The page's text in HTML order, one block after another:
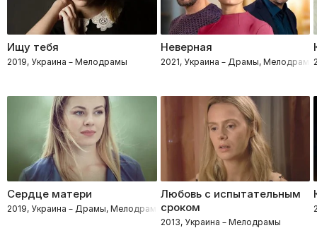
Ищу тебя
2019, Украина – Мелодрамы
Неверная
2021, Украина – Драмы, Мелодрамы
Сердце матери
2019, Украина – Драмы, Мелодрамы
Любовь с испытательным
сроком
2013, Украина – Мелодрамы